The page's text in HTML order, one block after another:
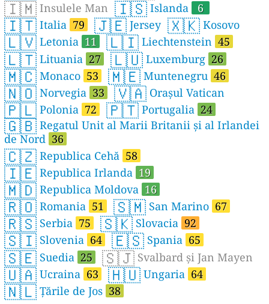
🇮🇲 Insulele Man 🇮🇸 Islanda 6
🇮🇹 Italia 79 🇯🇪 Jersey 🇽🇰 Kosovo
🇱🇻 Letonia 11 🇱🇮 Liechtenstein 45
🇱🇹 Lituania 27 🇱🇺 Luxemburg 26
🇲🇨 Monaco 53 🇲🇪 Muntenegru 46
🇳🇴 Norvegia 33 🇻🇦 Orașul Vatican
🇵🇱 Polonia 72 🇵🇹 Portugalia 24
🇬🇧 Regatul Unit al Marii Britanii și al Irlandei
de Nord 36
🇨🇿 Republica Cehă 58
🇮🇪 Republica Irlanda 19
🇲🇩 Republica Moldova 16
🇷🇴 Romania 51 🇸🇲 San Marino 67
🇷🇸 Serbia 75 🇸🇰 Slovacia 92
🇸🇮 Slovenia 64 🇪🇸 Spania 65
🇸🇪 Suedia 25 🇸🇯 Svalbard și Jan Mayen
🇺🇦 Ucraina 63 🇭🇺 Ungaria 64
🇳🇱 Țările de Jos 38